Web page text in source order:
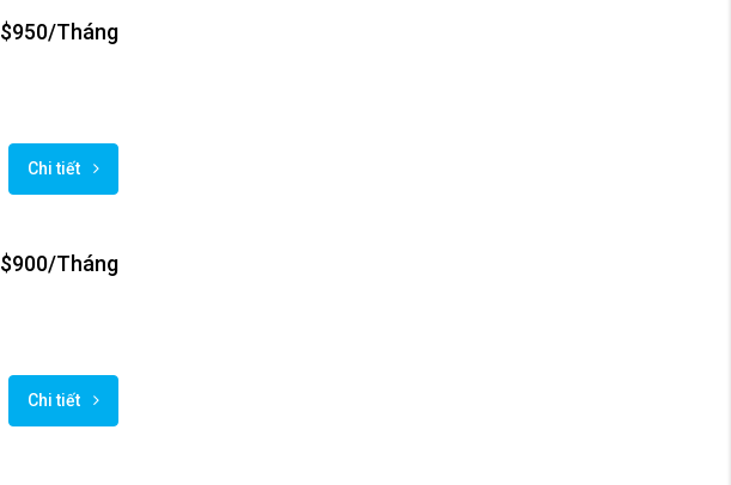
$950/Tháng
Chi tiết
$900/Tháng
Chi tiết